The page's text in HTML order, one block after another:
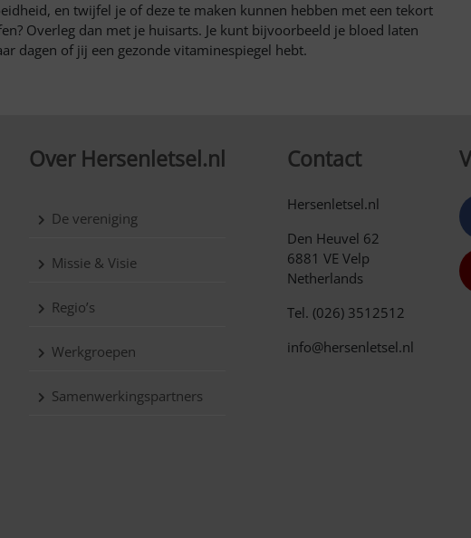
en twijfel je of deze te maken kunnen hebben met een tekort
Overleg dan met je huisarts. Je kunt bijvoorbeeld je bloed laten
dagen of jij een gezonde vitaminespiegel hebt.
Over Hersenletsel.nl
De vereniging
Missie & Visie
Regio’s
Werkgroepen
Samenwerkingspartners
Contact
Hersenletsel.nl
Den Heuvel 62
6881 VE Velp
Netherlands
Tel. (026) 3512512
info@hersenletsel.nl